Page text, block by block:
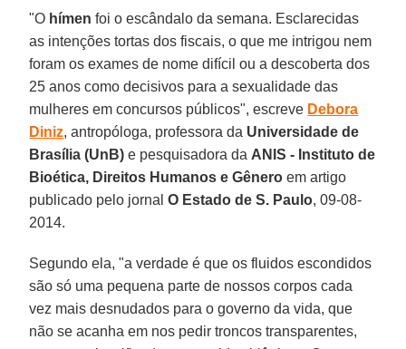
"O hímen foi o escândalo da semana. Esclarecidas
as intenções tortas dos fiscais, o que me intrigou nem
foram os exames de nome difícil ou a descoberta dos
25 anos como decisivos para a sexualidade das
mulheres em concursos públicos", escreve Debora
Diniz, antropóloga, professora da Universidade de
Brasília (UnB) e pesquisadora da ANIS - Instituto de
Bioética, Direitos Humanos e Gênero em artigo
publicado pelo jornalO Estado de S. Paulo, 09-08-
2014.
Segundo ela, "a verdade é que os fluidos escondidos
são só uma pequena parte de nossos corpos cada
vez mais desnudados para o governo da vida, que
não se acanha em nos pedir troncos transparentes,